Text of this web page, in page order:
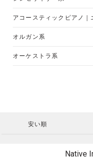
アコースティックピアノ｜
オルガン系
オーケストラ系
安い順
Native